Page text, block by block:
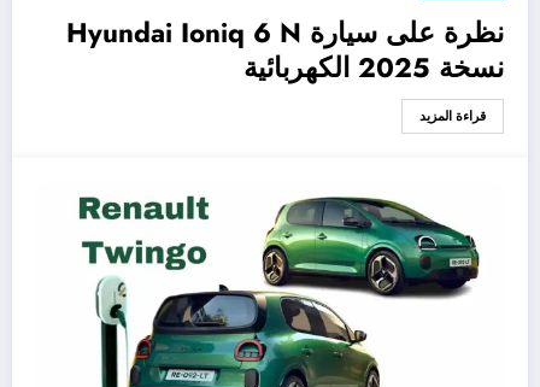
نظرة على سيارة Hyundai Ioniq 6 N
نسخة 2025 الكهربائية
قراءة المزيد